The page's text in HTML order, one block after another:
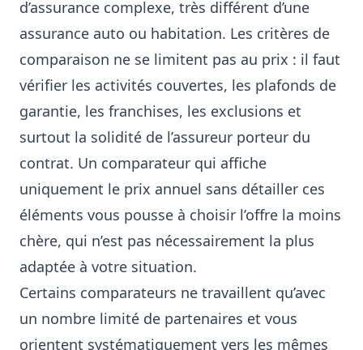
d’assurance complexe, très différent d’une
assurance auto ou habitation. Les critères de
comparaison ne se limitent pas au prix : il faut
vérifier les activités couvertes, les plafonds de
garantie, les franchises, les exclusions et
surtout la solidité de l’assureur porteur du
contrat. Un comparateur qui affiche
uniquement le prix annuel sans détailler ces
éléments vous pousse à choisir l’offre la moins
chère, qui n’est pas nécessairement la plus
adaptée à votre situation.
Certains comparateurs ne travaillent qu’avec
un nombre limité de partenaires et vous
orientent systématiquement vers les mêmes